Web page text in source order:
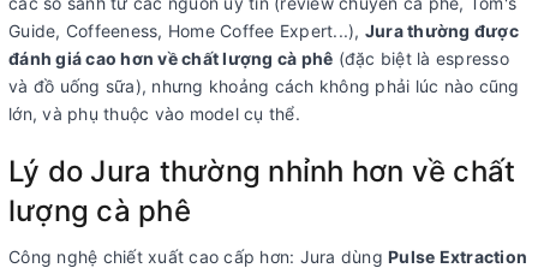
Guide, Coffeeness, Home Coffee Expert...), Jura thường được
đánh giá cao hơn về chất lượng cà phê (đặc biệt là espresso
và đồ uống sữa), nhưng khoảng cách không phải lúc nào cũng
lớn, và phụ thuộc vào model cụ thể.
Lý do Jura thường nhỉnh hơn về chất
lượng cà phê
Công nghệ chiết xuất cao cấp hơn: Jura dùng Pulse Extraction